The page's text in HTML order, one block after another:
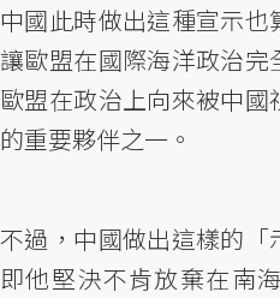
中國此時做出這種宣示
讓歐盟在國際海洋政治
歐盟在政治上向來被中國
的重要夥伴之一。
不過，中國做出這樣的「
即他堅決不肯放棄在南